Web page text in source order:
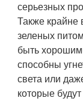
серьезных
Также крайне
зеленых
быть
способны
света или
которые